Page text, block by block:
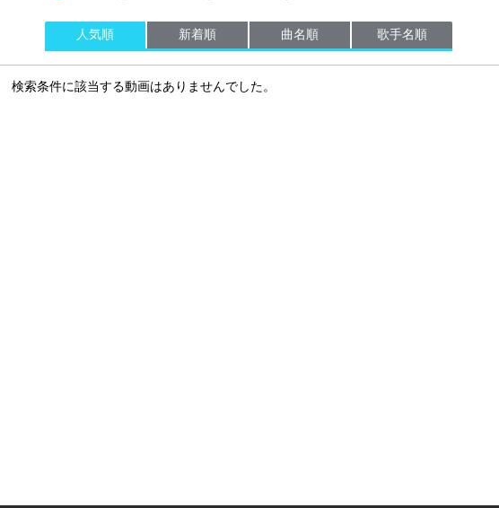
人気順 新着順 曲名順 歌手名順
検索条件に該当する動画はありませんでした。